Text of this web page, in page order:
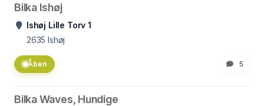
Bilka Ishøj
Ishøj Lille Torv 1
2635 Ishøj
Åben 5
Bilka Waves, Hundige